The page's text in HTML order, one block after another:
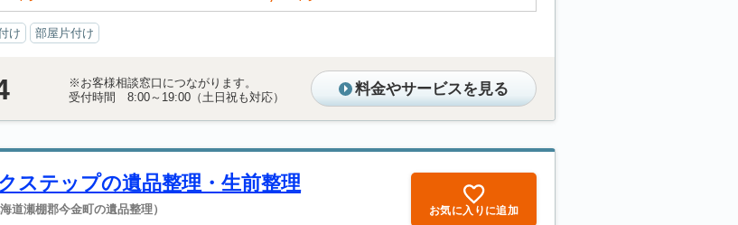
け 部屋片付け
※お客様相談窓口につながります。
受付時間 8:00～19:00（土日祝も対応）
料金やサービスを見る
ステップの遺品整理・生前整理
海道瀬棚郡今金町の遺品整理） お気に入りに追加